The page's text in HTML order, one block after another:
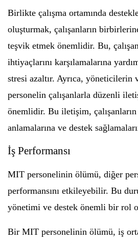
Birlikte çalışma ortamında
oluşturmak, çalışanların
teşvik etmek önemlidir. Bu,
ihtiyaçlarını karşılamalarına
stresi azaltır. Ayrıca, yöneticilerin
personelin çalışanlarla düzenli
önemlidir. Bu iletişim,
anlamalarına ve destek
İş Performansı
MIT personelinin ölümü, diğer
performansını etkileyebilir. Bu
yönetimi ve destek önemli bir rol
Bir MIT personelinin ölümü, iş